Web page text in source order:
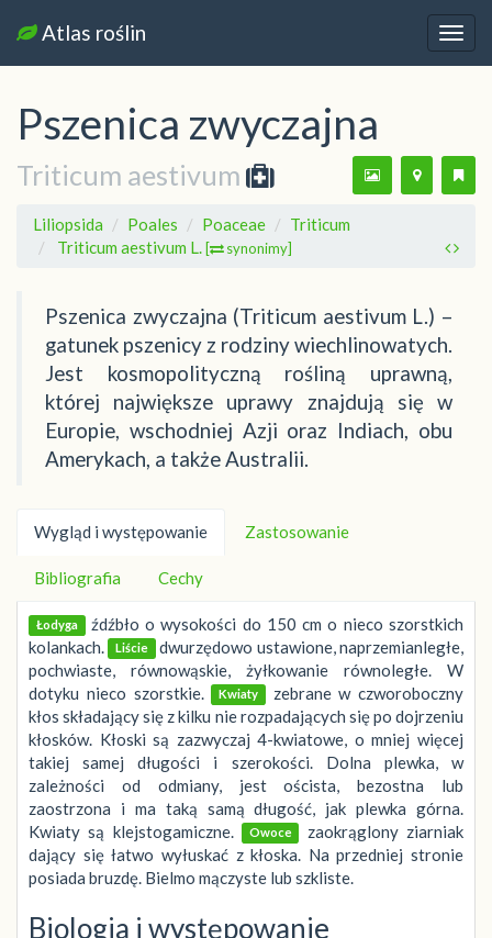
Atlas roślin
Pszenica zwyczajna
Triticum aestivum
Liliopsida Poales Poaceae
Triticum
Triticum aestivum L. [ synonimy]
Pszenica zwyczajna (Triticum aestivum L.) –
gatunek pszenicy z rodziny wiechlinowatych.
Jest kosmopolityczną rośliną uprawną,
której największe uprawy znajdują się w
Europie, wschodniej Azji oraz Indiach, obu
Amerykach, a także Australii.
Wygląd i występowanie Zastosowanie
Bibliografia Cechy
Łodyga źdźbło o wysokości do 150 cm o nieco szorstkich
kolankach.
Liście dwurzędowo ustawione, naprzemianległe,
pochwiaste, równowąskie, żyłkowanie równoległe. W
dotyku nieco szorstkie.
Kwiaty zebrane w czworoboczny
kłos składający się z kilku nie rozpadających się po dojrzeniu
kłosków. Kłoski są zazwyczaj 4-kwiatowe, o mniej więcej
takiej samej długości i szerokości. Dolna plewka, w
zależności od odmiany, jest oścista, bezostna lub
zaostrzona i ma taką samą długość, jak plewka górna.
Kwiaty są klejstogamiczne.
Owoce
zaokrąglony ziarniak
dający się łatwo wyłuskać z kłoska. Na przedniej stronie
posiada bruzdę. Bielmo mączyste lub szkliste.
Biologia i występowanie